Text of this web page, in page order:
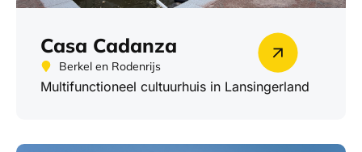
Casa Cadanza
Berkel en Rodenrijs
Multifunctioneel cultuurhuis in Lansingerland